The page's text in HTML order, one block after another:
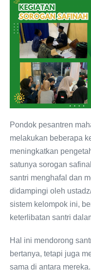
Pondok pesantren
melakukan beberapa
meningkatkan
satunya sorogan
santri menghafal dan
didampingi oleh
sistem kelompok ini,
keterlibatan santri
Hal ini mendorong
bertanya, tetapi juga
sama di antara